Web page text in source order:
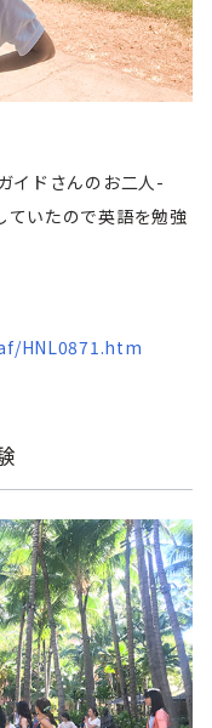
イドさんのお二人-
ていたので英語を勉強
HNL0871.htm